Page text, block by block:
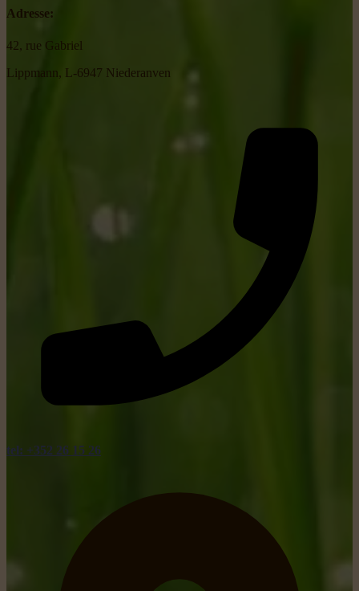
Adresse:
42, rue Gabriel
Lippmann, L-6947 Niederanven
tel: +352 26 15 26